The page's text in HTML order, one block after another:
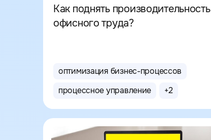
Как поднять производительность
офисного труда?
оптимизация бизнес-процессов
процессное управление
+2